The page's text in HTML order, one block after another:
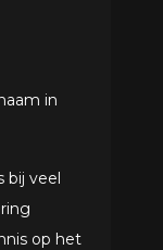
in
bij veel
op het